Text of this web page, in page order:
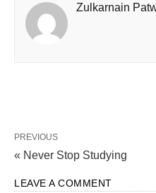
Zulkarnain
PREVIOUS
« Never Stop Studying
LEAVE A COMMENT